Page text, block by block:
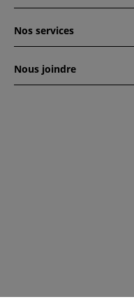
Nos services
Nous joindre